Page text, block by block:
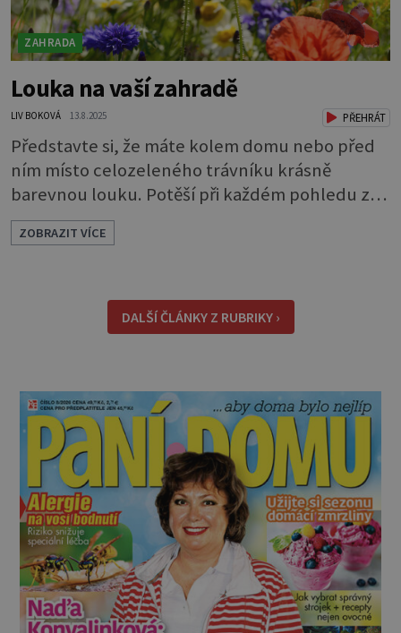
ZAHRADA
Louka na vaší zahradě
LIV BOKOVÁ 13.8.2025 PŘEHRÁT
Představte si, že máte kolem domu nebo před
ním místo celozeleného trávníku krásně
barevnou louku. Potěší při každém pohledu z
okna a navíc příláká užitečný hmyz. Kousek
louky můžete mít i na úplně malém pozemku.
lemování. Louka také dodá vaší zahradě trochu
divokosti. Při plánování zeleně, bez ohledu na
ZOBRAZIT VÍCE
DALŠÍ ČLÁNKY Z RUBRIKY ›